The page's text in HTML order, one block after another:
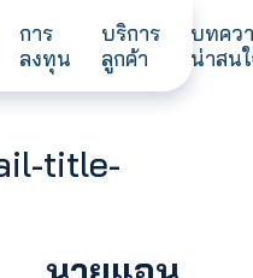
กัน
รา
การ
ลงทุน
บริการ
ลูกค้า
title-